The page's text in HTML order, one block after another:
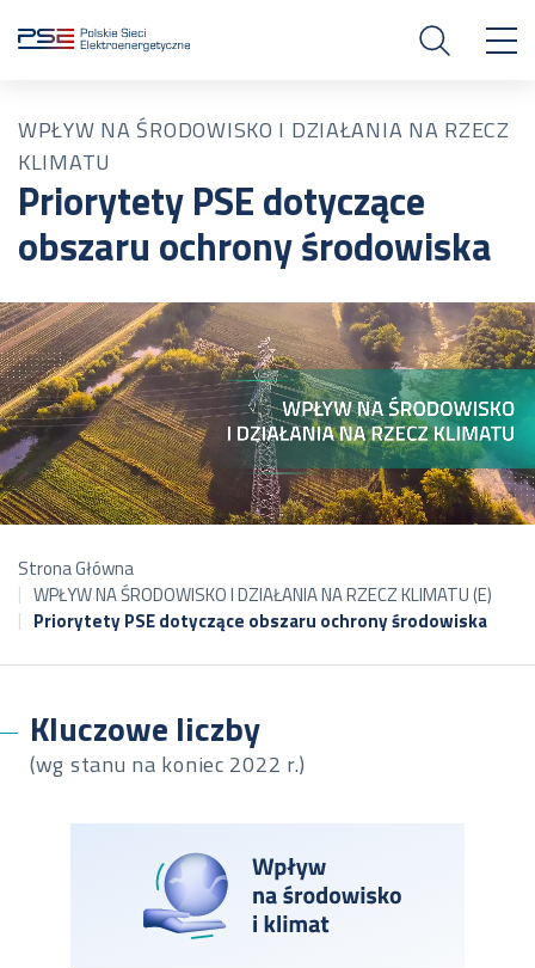
WPŁYW NA ŚRODOWISKO I DZIAŁANIA NA RZECZ
KLIMATU
Priorytety PSE dotyczące
obszaru ochrony środowiska
Strona Główna
WPŁYW NA ŚRODOWISKO I DZIAŁANIA NA RZECZ KLIMATU (E)
Priorytety PSE dotyczące obszaru ochrony środowiska
Kluczowe liczby
(wg stanu na koniec 2022 r.)